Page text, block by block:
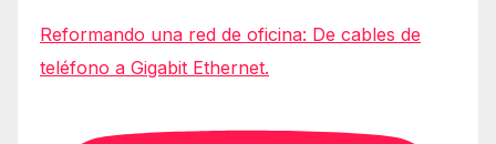
Reformando una red de oficina: De cables de
teléfono a Gigabit Ethernet.